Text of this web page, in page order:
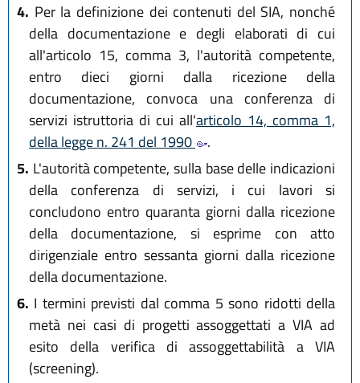
4. Per la definizione dei contenuti del SIA, nonché
della documentazione e degli elaborati di cui
all'articolo 15, comma 3, l'autorità competente,
entro dieci giorni dalla ricezione della
documentazione, convoca una conferenza di
servizi istruttoria di cui all'articolo 14, comma 1,
della legge n. 241 del 1990
.
5. L'autorità competente, sulla base delle indicazioni
della conferenza di servizi, i cui lavori si
concludono entro quaranta giorni dalla ricezione
della documentazione, si esprime con atto
dirigenziale entro sessanta giorni dalla ricezione
della documentazione.
6. I termini previsti dal comma 5 sono ridotti della
metà nei casi di progetti assoggettati a VIA ad
esito della verifica di assoggettabilità a VIA
(screening).